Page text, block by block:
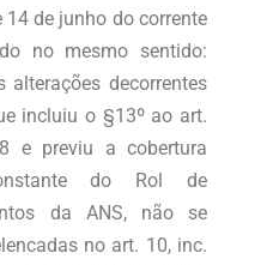
de junho do corrente
no mesmo sentido:
alterações decorrentes
incluiu o §13º ao art.
e previu a cobertura
do Rol de
da ANS, não se
no art. 10, inc.